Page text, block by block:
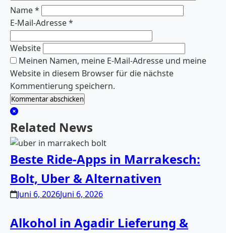
Name*
E-Mail-Adresse*
Website
Meinen Namen, meine E-Mail-Adresse und meine
Website in diesem Browser für die nächste
Kommentierung speichern.
Related News
Beste Ride-Apps in Marrakesch:
Bolt, Uber & Alternativen
Juni 6, 2026Juni 6, 2026
Alkohol in Agadir Lieferung &